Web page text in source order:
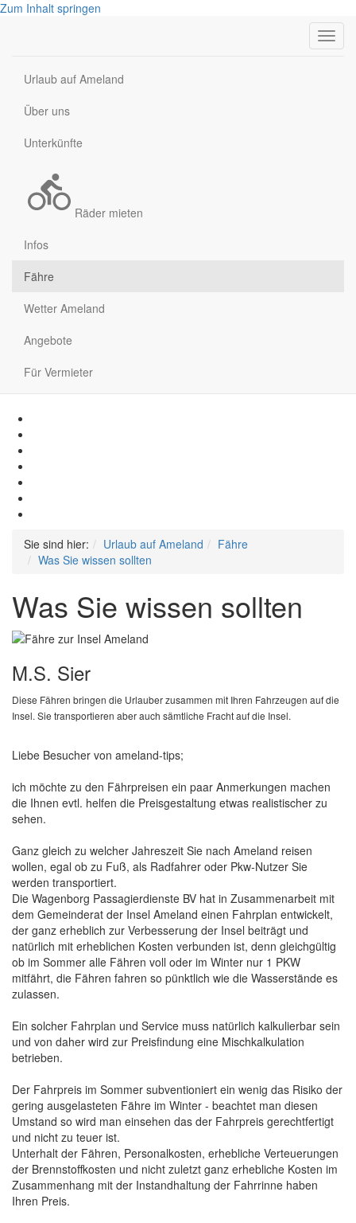
Zum Inhalt springen
Urlaub auf Ameland
Über uns
Unterkünfte
Räder mieten
Infos
Fähre
Wetter Ameland
Angebote
Für Vermieter
Sie sind hier: Urlaub auf Ameland
Fähre
Was Sie wissen sollten
Was Sie wissen sollten
M.S. Sier
Diese Fähren bringen die Urlauber zusammen mit Ihren Fahrzeugen auf die
Insel. Sie transportieren aber auch sämtliche Fracht auf die Insel.
Liebe Besucher von ameland-tips;
ich möchte zu den Fährpreisen ein paar Anmerkungen machen
die Ihnen evtl. helfen die Preisgestaltung etwas realistischer zu
sehen.
Ganz gleich zu welcher Jahreszeit Sie nach Ameland reisen
wollen, egal ob zu Fuß, als Radfahrer oder Pkw-Nutzer Sie
werden transportiert.
Die Wagenborg Passagierdienste BV hat in Zusammenarbeit mit
dem Gemeinderat der Insel Ameland einen Fahrplan entwickelt,
der ganz erheblich zur Verbesserung der Insel beiträgt und
natürlich mit erheblichen Kosten verbunden ist, denn gleichgültig
ob im Sommer alle Fähren voll oder im Winter nur 1 PKW
mitfährt, die Fähren fahren so pünktlich wie die Wasserstände es
zulassen.
Ein solcher Fahrplan und Service muss natürlich kalkulierbar sein
und von daher wird zur Preisfindung eine Mischkalkulation
betrieben.
Der Fahrpreis im Sommer subventioniert ein wenig das Risiko der
gering ausgelasteten Fähre im Winter - beachtet man diesen
Umstand so wird man einsehen das der Fahrpreis gerechtfertigt
und nicht zu teuer ist.
Unterhalt der Fähren, Personalkosten, erhebliche Verteuerungen
der Brennstoffkosten und nicht zuletzt ganz erhebliche Kosten im
Zusammenhang mit der Instandhaltung der Fahrrinne haben
Ihren Preis.